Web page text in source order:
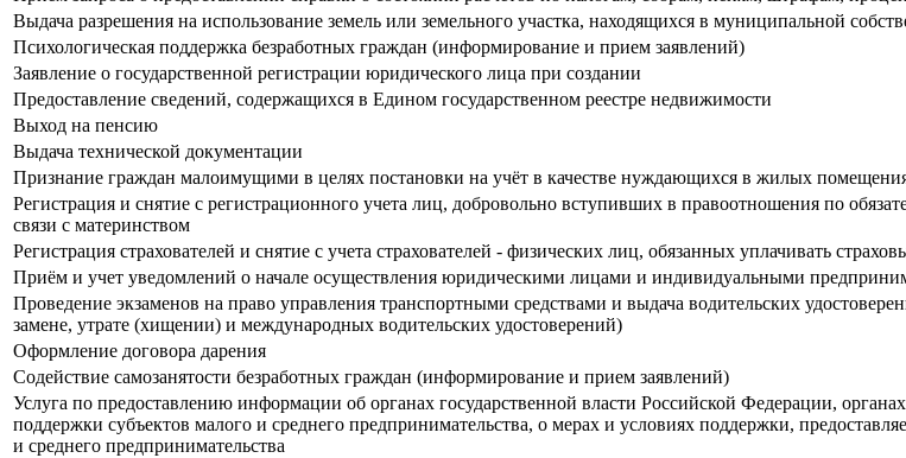
Выдача разрешения на использование земель или земельного участка, находящихся в муниципальной
Психологическая поддержка безработных граждан (информирование и прием заявлений)
Заявление о государственной регистрации юридического лица при создании
Предоставление сведений, содержащихся в Едином государственном реестре недвижимости
Выход на пенсию
Выдача технической документации
Признание граждан малоимущими в целях постановки на учёт в качестве нуждающихся в жилых
Регистрация и снятие с регистрационного учета лиц, добровольно вступивших в правоотношения по
связи с материнством
Регистрация страхователей и снятие с учета страхователей - физических лиц, обязанных уплачивать
Приём и учет уведомлений о начале осуществления юридическими лицами и индивидуальными
Проведение экзаменов на право управления транспортными средствами и выдача водительских
замене, утрате (хищении) и международных водительских удостоверений)
Оформление договора дарения
Содействие самозанятости безработных граждан (информирование и прием заявлений)
Услуга по предоставлению информации об органах государственной власти Российской Федерации,
поддержки субъектов малого и среднего предпринимательства, о мерах и условиях поддержки,
и среднего предпринимательства